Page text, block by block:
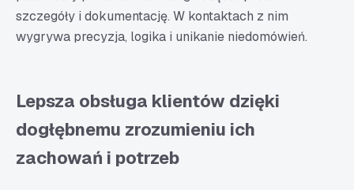
szczegóły i dokumentację. W kontaktach z nim
wygrywa precyzja, logika i unikanie niedomówień.
Lepsza obsługa klientów dzięki
dogłębnemu zrozumieniu ich
zachowań i potrzeb